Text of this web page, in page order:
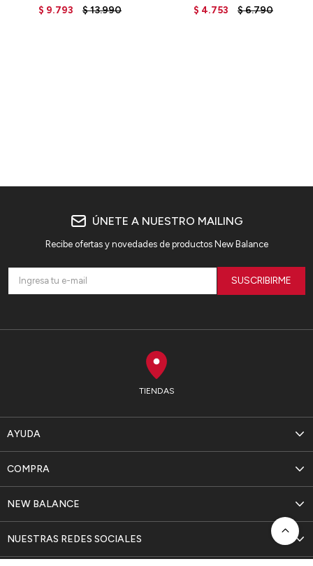
MS41FBI2 - BLACK
$ 9.793 $13.990
MS42FSG2 - SILVER
$ 4.753 $6.790
TIENDAS
AYUDA
NEW BALANCE
COMPRA
NUESTRAS REDES SOCIALES
ÚNETE A NUESTRO MAILING
Recibe ofertas y novedades de productos New Balance
SUSCRIBIRME